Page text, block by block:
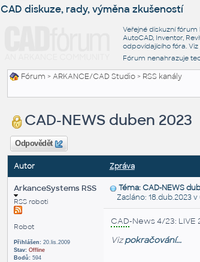
CAD diskuze, rady, výměna zkušeností
Veřejné diskuzní
AutoCAD, Inventor,
odpovídajícího fóra.
Fórum nenahrazuje
Fórum >ARKANCE/CAD Studio> RSS kanály
CAD-NEWS duben 2023
Odpovědět
Autor Zpráva
ArkanceSystems RSS
RSS roboti
Robot
Přihlášen:20.lis.2009
Stav: Offline
Bodů:594
Téma: CAD-NEWS
Zasláno: 18.dub.2023 v
CAD-News 4/23: LIVE
Vizpokračování...